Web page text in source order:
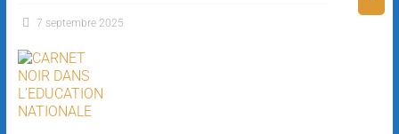
7 septembre 2025